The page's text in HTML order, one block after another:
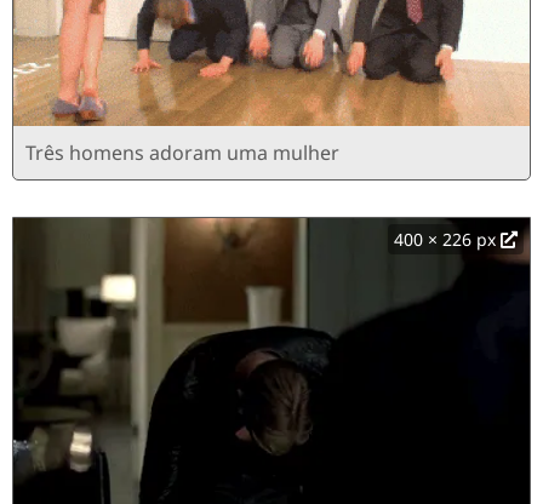
Três homens adoram uma mulher
400 × 226 px